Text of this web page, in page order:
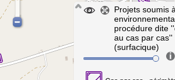
Projets soumis
procédure dite
au cas par
(surfacique)